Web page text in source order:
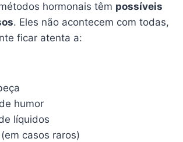
hormonais têm possíveis
. Eles não acontecem com todas,
ficar atenta a:
humor
líquidos
casos raros)